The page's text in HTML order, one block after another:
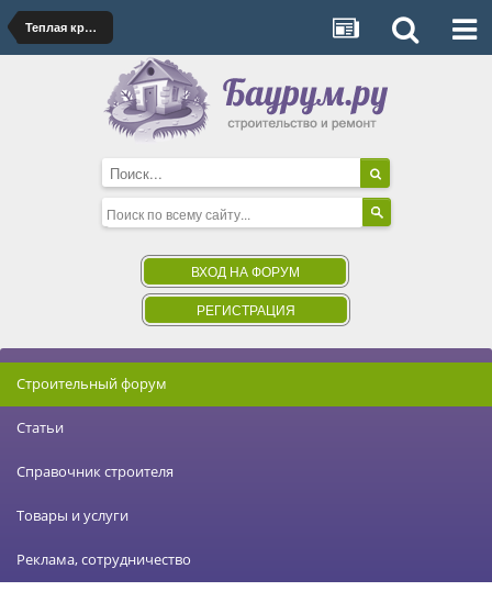
Теплая кровля
ВХОД НА ФОРУМ
РЕГИСТРАЦИЯ
Строительный форум
Статьи
Справочник строителя
Товары и услуги
Реклама, сотрудничество